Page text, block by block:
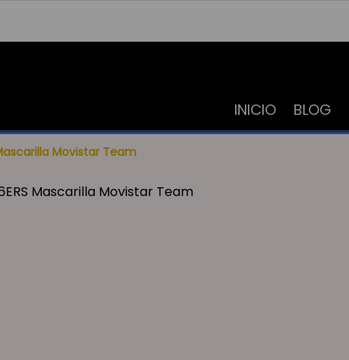
INICIO BLOG
Movistar Team